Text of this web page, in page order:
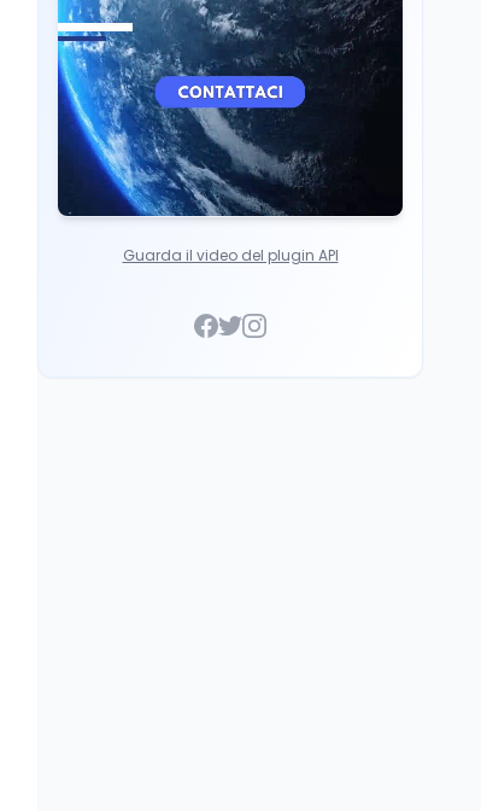
con arretrati fino a
4.150 euro
Guarda il video del plugin API